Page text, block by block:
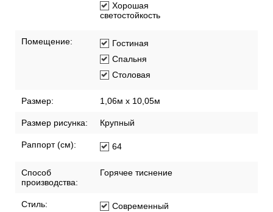
Хорошая
светостойкость
Помещение:
Гостиная
Спальня
Столовая
Размер: 1,06м х 10,05м
Размер рисунка: Крупный
Раппорт (см): 64
Способ
производства:
Горячее тиснение
Стиль: Современный